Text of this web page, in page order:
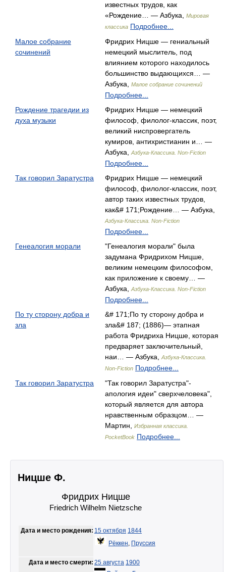
известных трудов, как
«Рождение… — Азбука,
Мировая
классика Подробнее...
Малое собрание
сочинений
Фридрих Ницше — гениальный
немецкий мыслитель, под
влиянием которого находилось
большинство выдающихся… —
Азбука,
Малое собрание сочинений
Подробнее...
Рождение трагедии из
духа музыки
Фридрих Ницше — немецкий
философ, филолог-классик, поэт,
великий ниспровергатель
кумиров, антихристианин и… —
Азбука,
Азбука-Классика. Non-Fiction
Подробнее...
Так говорил Заратустра
Фридрих Ницше — немецкий
философ, филолог-классик, поэт,
автор таких известных трудов,
как&# 171;Рождение… — Азбука,
Азбука-Классика. Non-Fiction
Подробнее...
Генеалогия морали
"Генеалогия морали" была
задумана Фридрихом Ницше,
великим немецким философом,
как приложение к своему… —
Азбука,
Азбука-Классика. Non-Fiction
Подробнее...
По ту сторону добра и
зла
&# 171;По ту сторону добра и
зла&# 187; (1886)— этапная
работа Фридриха Ницше, которая
предваряет заключительный,
наи… — Азбука,
Азбука-Классика.
Non-Fiction Подробнее...
Так говорил Заратустра
"Так говорил Заратустра"-
апология идеи" сверхчеловека",
который является для автора
нравственным образцом… —
Мартин,
Избранная классика.
PocketBook Подробнее...
Ницше Ф.
Фридрих Ницше
Friedrich Wilhelm Nietzsche
Дата и место рождения: 15 октября 1844
Рёккен, Пруссия
Дата и место смерти: 25 августа 1900